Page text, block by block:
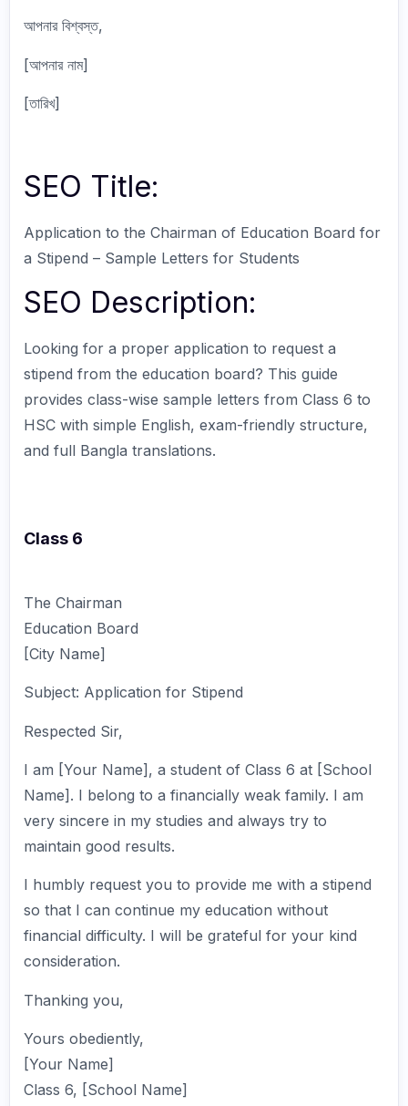
আপনার বিশ্বস্ত,
[আপনার নাম]
[তারিখ]
SEO Title:
Application to the Chairman of Education Board for
a Stipend – Sample Letters for Students
SEO Description:
Looking for a proper application to request a
stipend from the education board? This guide
provides class-wise sample letters from Class 6 to
HSC with simple English, exam-friendly structure,
and full Bangla translations.
Class 6
The Chairman
Education Board
[City Name]
Subject: Application for Stipend
Respected Sir,
I am [Your Name], a student of Class 6 at [School
Name]. I belong to a financially weak family. I am
very sincere in my studies and always try to
maintain good results.
I humbly request you to provide me with a stipend
so that I can continue my education without
financial difficulty. I will be grateful for your kind
consideration.
Thanking you,
Yours obediently,
[Your Name]
Class 6, [School Name]